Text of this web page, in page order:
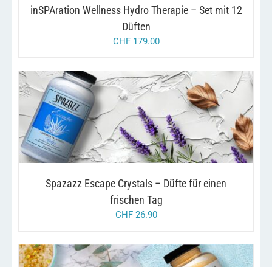
inSPAration Wellness Hydro Therapie – Set mit 12
Düften
CHF179.00
AUSFÜHRUNG WÄHLEN DIESES
PRODUKT
WEIST
MEHRERE
VARIANTEN
DIE
KÖNNEN
AUF
GEWÄHLT
WERDEN
/ DETAILS
Spazazz Escape Crystals – Düfte für einen
frischen Tag
CHF26.90